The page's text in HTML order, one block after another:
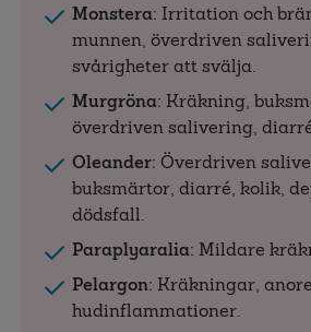
Monstera: Irritation och
munnen, överdriven
svårigheter att svälja.
Murgröna: Kräkning,
överdriven salivering,
Oleander: Överdriven
buksmärtor, diarré, kolik,
dödsfall.
Paraplyaralia: Mildare
Pelargon: Kräkningar,
hudinflammationer.